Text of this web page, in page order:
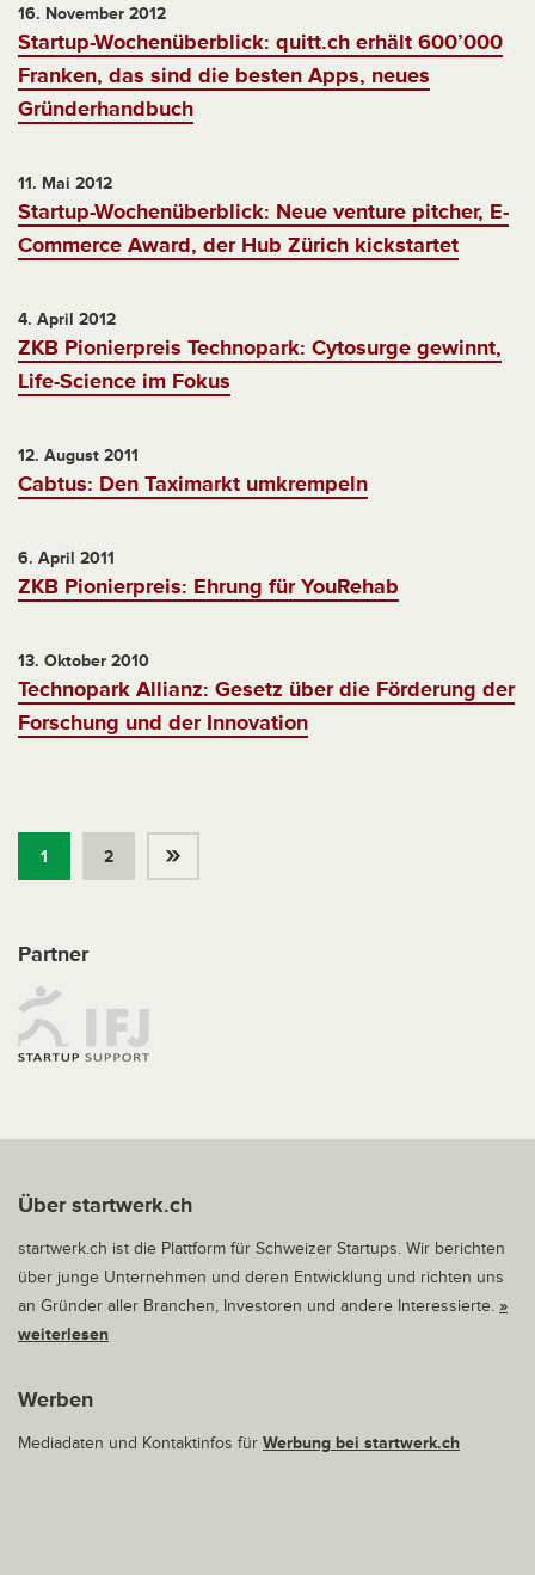
16. November 2012
Startup-Wochenüberblick: quitt.ch erhält 600’000
Franken, das sind die besten Apps, neues
Gründerhandbuch
11. Mai 2012
Startup-Wochenüberblick: Neue venture pitcher, E-
Commerce Award, der Hub Zürich kickstartet
4. April 2012
ZKB Pionierpreis Technopark: Cytosurge gewinnt,
Life-Science im Fokus
12. August 2011
Cabtus: Den Taximarkt umkrempeln
6. April 2011
ZKB Pionierpreis: Ehrung für YouRehab
13. Oktober 2010
Technopark Allianz: Gesetz über die Förderung der
Forschung und der Innovation
1 2 »
Partner
Über startwerk.ch
startwerk.ch ist die Plattform für Schweizer Startups. Wir berichten
über junge Unternehmen und deren Entwicklung und richten uns
an Gründer aller Branchen, Investoren und andere Interessierte. »
weiterlesen
Werben
Mediadaten und Kontaktinfos für Werbung bei startwerk.ch